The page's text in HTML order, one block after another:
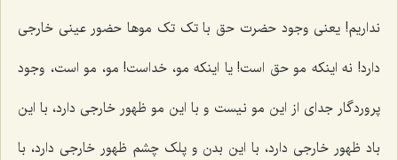
نداریم! یعنی وجود حضرت حق با تک‌ تک موها حضور عینی خارجی
دارد! نه اینکه مو حق است! یا اینکه مو، خداست! مو، مو است، وجود
پروردگار جدای از این مو نیست و با این مو ظهور خارجی دارد، با این
باد ظهور خارجی دارد، با این بدن و پلک چشم ظهور خارجی دارد، با